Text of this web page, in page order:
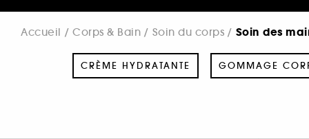
Accueil Corps & Bain Soin du corps Soin des
CRÈME HYDRATANTE GOMMAGE